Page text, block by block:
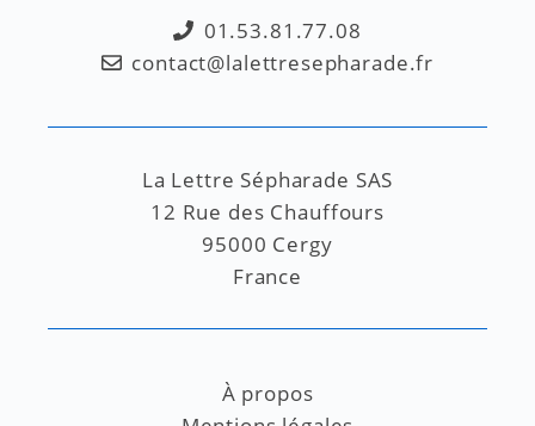
01.53.81.77.08
contact@lalettresepharade.fr
La Lettre Sépharade SAS
12 Rue des Chauffours
95000 Cergy
France
À propos